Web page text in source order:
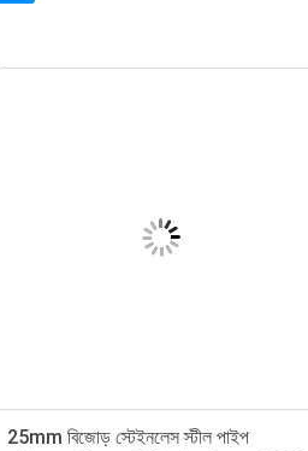
25mm বিজোড় স্টেইনলেস স্টীল পাইপ